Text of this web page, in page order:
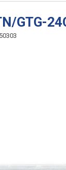
GTG-